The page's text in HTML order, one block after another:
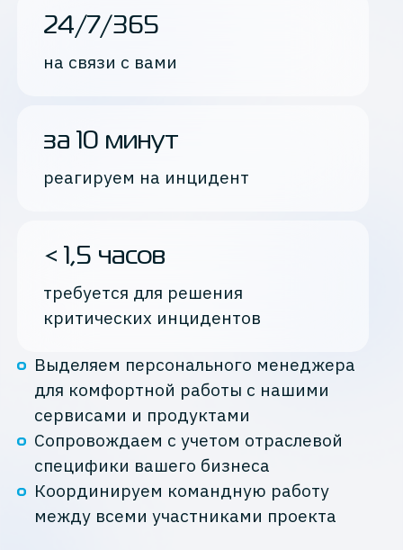
Выделяем персонального менеджера
для комфортной работы с нашими
сервисами и продуктами
Сопровождаем с учетом отраслевой
специфики вашего бизнеса
Координируем командную работу
между всеми участниками проекта
24/7/365
на связи с вами
за 10 минут
реагируем на инцидент
< 1,5 часов
требуется для решения
критических инцидентов